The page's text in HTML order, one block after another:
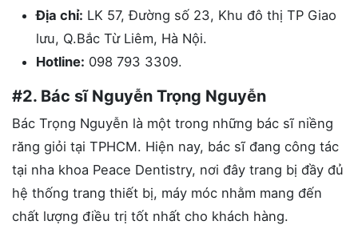
Địa chỉ: LK 57, Đường số 23, Khu đô thị TP Giao
lưu, Q.Bắc Từ Liêm, Hà Nội.
Hotline: 098 793 3309.
#2. Bác sĩ Nguyễn Trọng Nguyễn
Bác Trọng Nguyễn là một trong những bác sĩ niềng
răng giỏi tại TPHCM. Hiện nay, bác sĩ đang công tác
tại nha khoa Peace Dentistry, nơi đây trang bị đầy đủ
hệ thống trang thiết bị, máy móc nhằm mang đến
chất lượng điều trị tốt nhất cho khách hàng.